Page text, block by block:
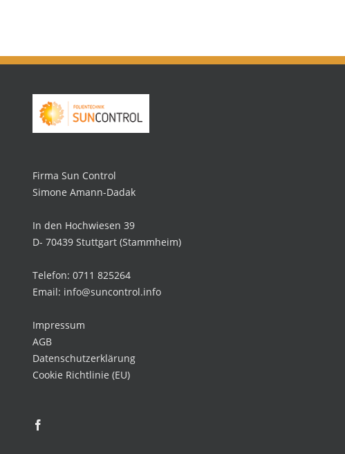
Firma Sun Control
Simone Amann-Dadak
In den Hochwiesen 39
D- 70439 Stuttgart (Stammheim)
Telefon: 0711 825264
Email: info@suncontrol.info
Impressum
AGB
Datenschutzerklärung
Cookie Richtlinie (EU)